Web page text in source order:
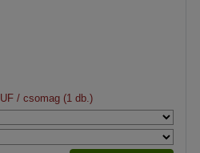
/ csomag (1 db.)